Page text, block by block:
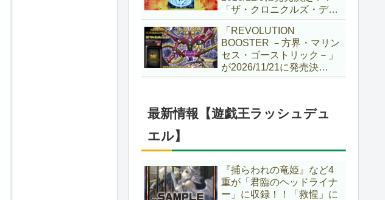
ゃ強力ですね！？【遊戯王
OCG】
「ザ・クロニクルズ・デッ
キ」がリニューアル！！第
1弾は「マギストス」と
「エンディミオン」が選出
されています！！【遊戯王
OCG】
「REVOLUTION
BOOSTER －方界・マリン
セス・ゴーストリック－」
が2026/11/21に発売決
定！！「レボリューション
今回は前回以上に個性派揃
いとなりましたね～。【遊
最新情報【遊戯王ラッシュデュ
エル】
『捕らわれの竜姫』など4
重が「君臨のヘッドライナ
ー」に収録！！「救惺」に